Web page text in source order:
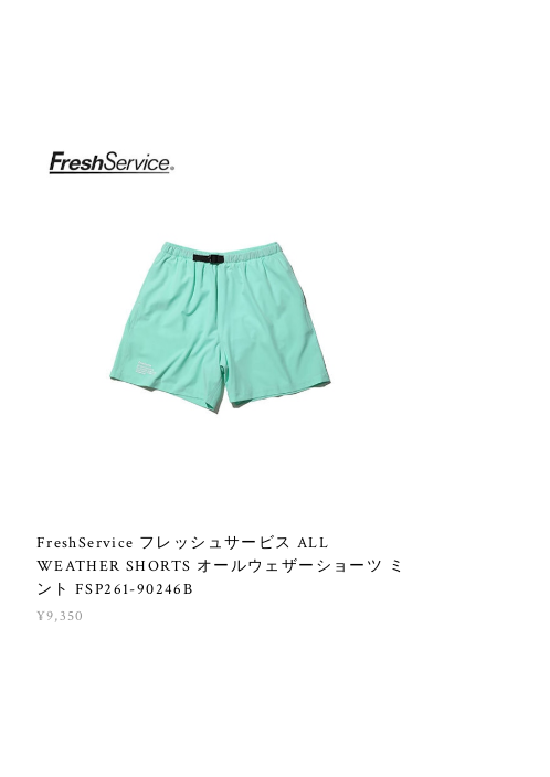
FreshService フレッシュサービス ALL
WEATHER SHORTS オールウェザーショーツ ミ
ント FSP261-90246B
¥9,350